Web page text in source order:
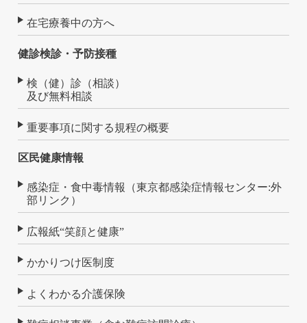
在宅療養中の方へ
健診検診・予防接種
検（健）診（相談）
及び無料相談
重要事項に関する規程の概要
区民健康情報
感染症・食中毒情報（東京都感染症情報センター:外
部リンク）
広報紙“笑顔と健康”
かかりつけ医制度
よくわかる介護保険